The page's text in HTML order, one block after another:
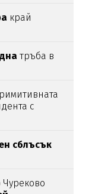
край
тръба в
с
сблъсък
Чуреково